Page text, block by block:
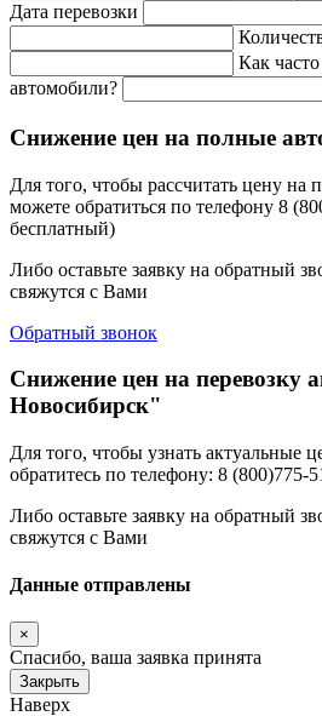
Дата перевозки
Как
автомобили?
Снижение цен на полные
Для того, чтобы рассчитать цену на
можете обратиться по телефону 8
бесплатный)
Либо оставьте заявку на обратный
свяжутся с Вами
Обратный звонок
Снижение цен на перевозку
Новосибирск"
Для того, чтобы узнать актуальные
обратитесь по телефону: 8 (800)775-
Либо оставьте заявку на обратный
свяжутся с Вами
Данные отправлены
×
Спасибо, ваша заявка принята
Закрыть
Наверх